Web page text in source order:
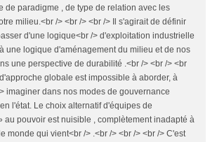
de paradigme , de type de relation avec les
milieu.<br /> <br /> <br /> Il s'agirait de définir
d'une logique<br /> d'exploitation industrielle
une logique d'aménagement du milieu et de nos
une perspective de durabilité .<br /> <br /> <br
globale est impossible à aborder, à
imaginer dans nos modes de gouvernance
l'état. Le choix alternatif d'équipes de
au pouvoir est nuisible , complètement inadapté à
monde qui vient<br /> .<br /> <br /> <br /> C'est